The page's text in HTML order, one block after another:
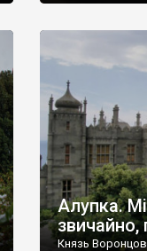
Алупка.
звичайно,
Князь